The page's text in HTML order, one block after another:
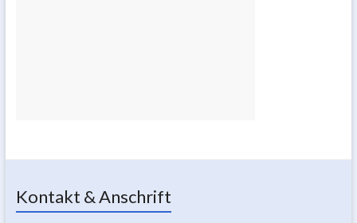
Kontakt & Anschrift